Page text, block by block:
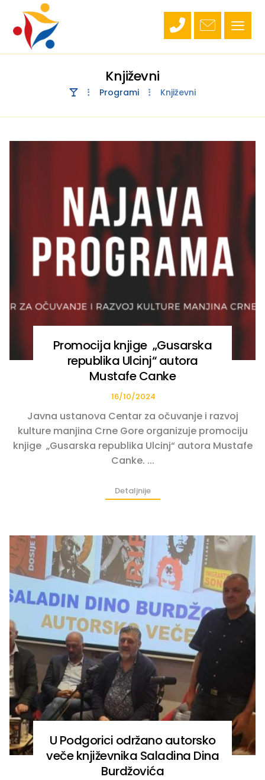
Književni
Programi Književni
Promocija knjige „Gusarska
republika Ulcinj“ autora
Mustafe Canke
16/10/2024
Javna ustanova Centar za očuvanje i razvoj
kulture manjina Crne Gore organizuje promociju
knjige „Gusarska republika Ulcinj“ autora Mustafe
Canke. ...
Detaljnije
U Podgorici održano autorsko
veče književnika Saladina Dina
Burdžovića